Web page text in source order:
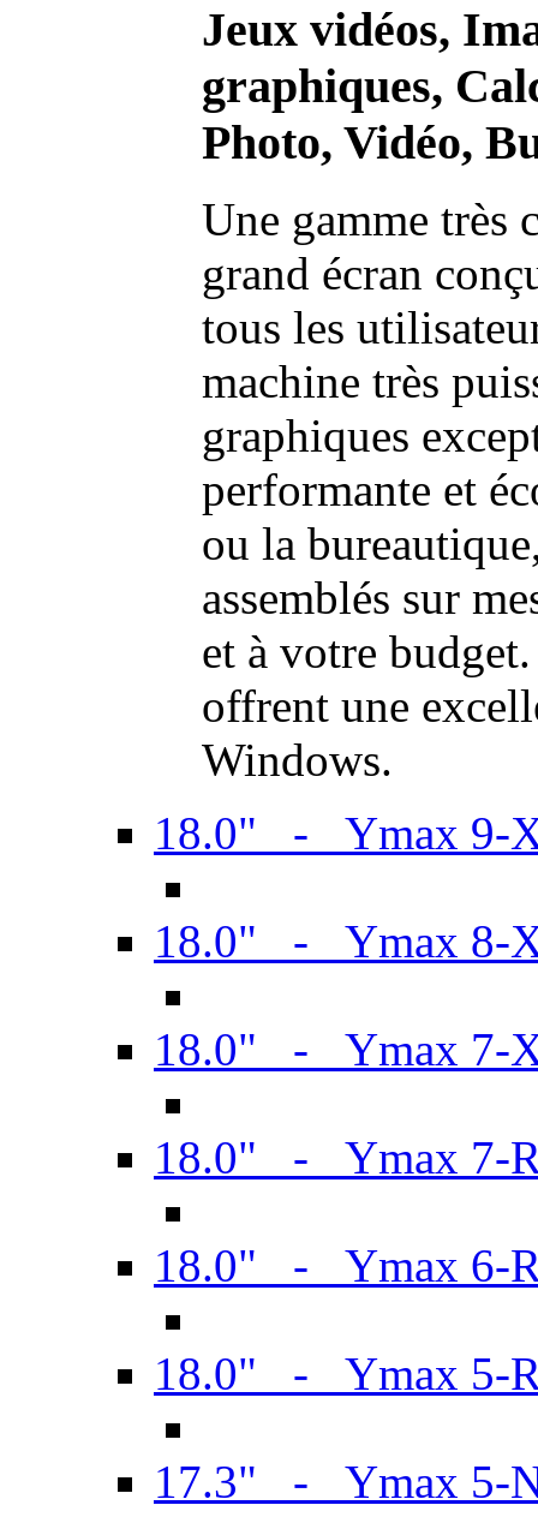
Jeux vidéos,
graphiques,
Photo, Vidéo,
Une gamme très
grand écran
tous les
machine très
graphiques
performante et
ou la
assemblés sur
et à votre
offrent une
Windows.
18.0" - Ymax 9-
18.0" - Ymax 8-
18.0" - Ymax 7-
18.0" - Ymax 7-
18.0" - Ymax 6-
18.0" - Ymax 5-
17.3" - Ymax 5-